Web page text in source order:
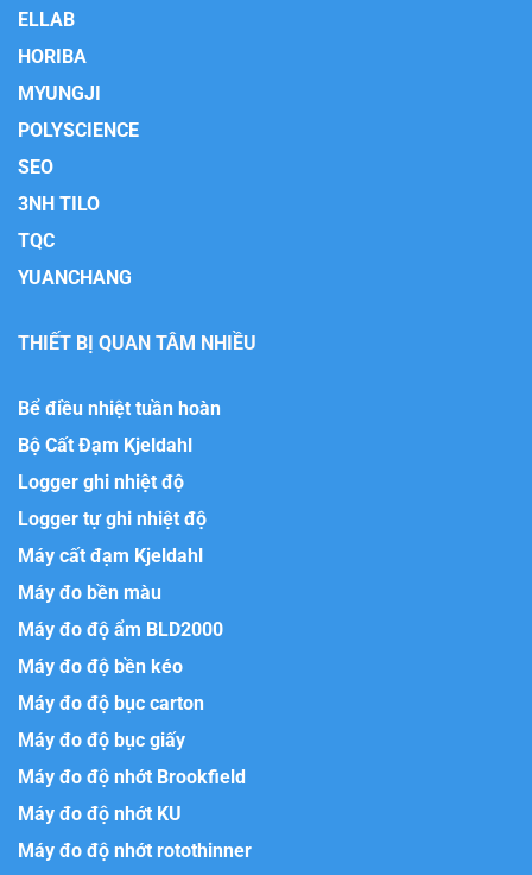
ELLAB
HORIBA
MYUNGJI
POLYSCIENCE
SEO
3NH TILO
TQC
YUANCHANG
THIẾT BỊ QUAN TÂM NHIỀU
Bể điều nhiệt tuần hoàn
Bộ Cất Đạm Kjeldahl
Logger ghi nhiệt độ
Logger tự ghi nhiệt độ
Máy cất đạm Kjeldahl
Máy đo bền màu
Máy đo độ ẩm BLD2000
Máy đo độ bền kéo
Máy đo độ bục carton
Máy đo độ bục giấy
Máy đo độ nhớt Brookfield
Máy đo độ nhớt KU
Máy đo độ nhớt rotothinner